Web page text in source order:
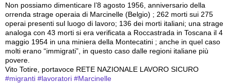
Non possiamo dimenticare l’8 agosto 1956, anniversario della
orrenda strage operaia di Marcinelle (Belgio) ; 262 morti sui 275
operai presenti sul luogo di lavoro; 136 dei morti italiani; una strage
analoga con 43 morti si era verificata a Roccastrada in Toscana il 4
maggio 1954 in una miniera della Montecatini ; anche in quel caso
molti erano “immigrati”, in questo caso dalle regioni italiane più
povere.
Vito Totire, portavoce RETE NAZIONALE LAVORO SICURO
#migranti #lavoratori #Marcinelle